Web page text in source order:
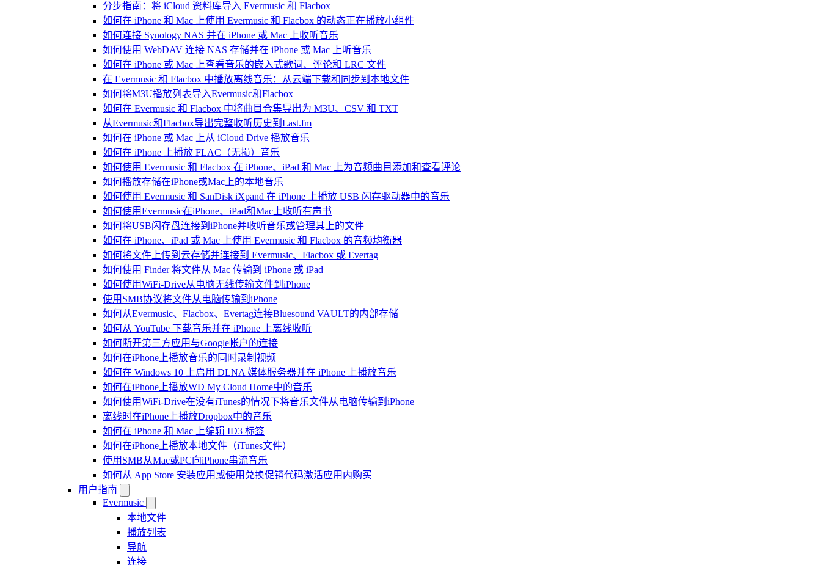
分步指南：将 iCloud 资料库导入 Evermusic 和 Flacbox
如何在 iPhone 和 Mac 上使用 Evermusic 和 Flacbox 的动态正在播放小组件
如何连接 Synology NAS 并在 iPhone 或 Mac 上收听音乐
如何使用 WebDAV 连接 NAS 存储并在 iPhone 或 Mac 上听音乐
如何在 iPhone 或 Mac 上查看音乐的嵌入式歌词、评论和 LRC 文件
在 Evermusic 和 Flacbox 中播放离线音乐：从云端下载和同步到本地文件
如何将M3U播放列表导入Evermusic和Flacbox
如何在 Evermusic 和 Flacbox 中将曲目合集导出为 M3U、CSV 和 TXT
从Evermusic和Flacbox导出完整收听历史到Last.fm
如何在 iPhone 或 Mac 上从 iCloud Drive 播放音乐
如何在 iPhone 上播放 FLAC（无损）音乐
如何使用 Evermusic 和 Flacbox 在 iPhone、iPad 和 Mac 上为音频曲目添加和查看评论
如何播放存储在iPhone或Mac上的本地音乐
如何使用 Evermusic 和 SanDisk iXpand 在 iPhone 上播放 USB 闪存驱动器中的音乐
如何使用Evermusic在iPhone、iPad和Mac上收听有声书
如何将USB闪存盘连接到iPhone并收听音乐或管理其上的文件
如何在 iPhone、iPad 或 Mac 上使用 Evermusic 和 Flacbox 的音频均衡器
如何将文件上传到云存储并连接到 Evermusic、Flacbox 或 Evertag
如何使用 Finder 将文件从 Mac 传输到 iPhone 或 iPad
如何使用WiFi-Drive从电脑无线传输文件到iPhone
使用SMB协议将文件从电脑传输到iPhone
如何从Evermusic、Flacbox、Evertag连接Bluesound VAULT的内部存储
如何从 YouTube 下载音乐并在 iPhone 上离线收听
如何断开第三方应用与Google帐户的连接
如何在iPhone上播放音乐的同时录制视频
如何在 Windows 10 上启用 DLNA 媒体服务器并在 iPhone 上播放音乐
如何在iPhone上播放WD My Cloud Home中的音乐
如何使用WiFi-Drive在没有iTunes的情况下将音乐文件从电脑传输到iPhone
离线时在iPhone上播放Dropbox中的音乐
如何在 iPhone 和 Mac 上编辑 ID3 标签
如何在iPhone上播放本地文件（iTunes文件）
使用SMB从Mac或PC向iPhone串流音乐
如何从 App Store 安装应用或使用兑换促销代码激活应用内购买
用户指南
Evermusic
本地文件
播放列表
导航
连接